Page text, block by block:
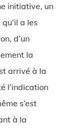
initiative, un
a les
d’un
la
arrivé à la
l’indication
s’est
à la